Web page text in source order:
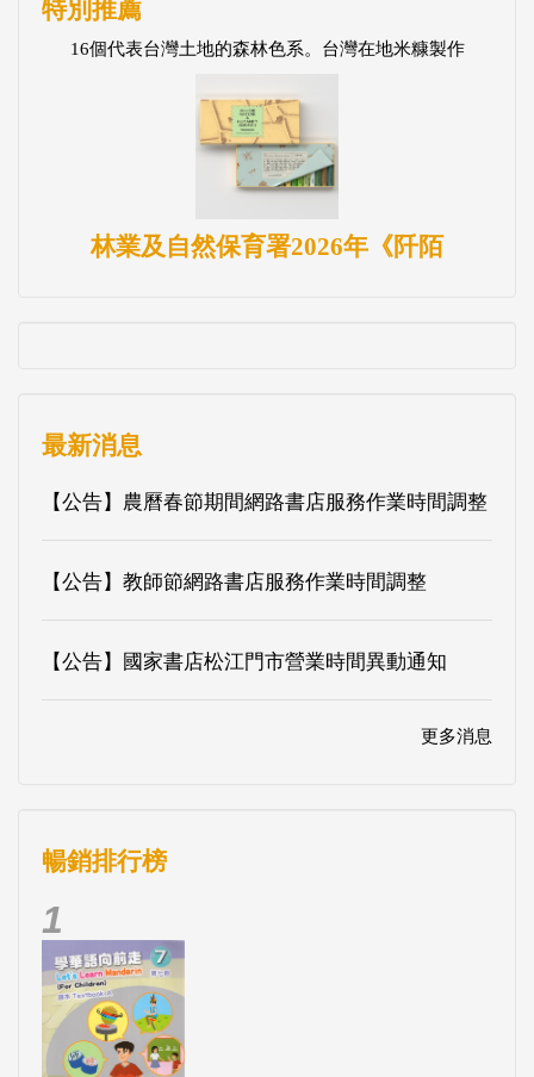
特別推薦
16個代表台灣土地的森林色系。台灣在地米糠製作
林業及自然保育署2026年《阡陌
最新消息
【公告】農曆春節期間網路書店服務作業時間調整
【公告】教師節網路書店服務作業時間調整
【公告】國家書店松江門市營業時間異動通知
更多消息
暢銷排行榜
1